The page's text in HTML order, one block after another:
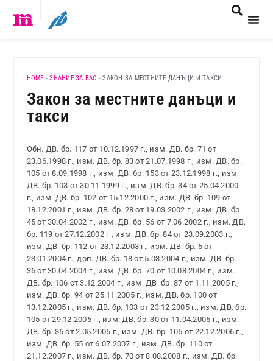
HOME -ЗНАНИЕ ЗА ВАС -ЗАКОН ЗА МЕСТНИТЕ ДАНЪЦИ И ТАКСИ
Закон за местните данъци и
такси
Обн. ДВ. бр. 117 от 10.12.1997 г., изм. ДВ. бр. 71 от
23.06.1998 г., изм. ДВ. бр. 83 от 21.07.1998 г., изм. ДВ. бр.
105 от 8.09.1998 г., изм. ДВ. бр. 153 от 23.12.1998 г., изм.
ДВ. бр. 103 от 30.11.1999 г., изм. ДВ. бр. 34 от 25.04.2000
г., изм. ДВ. бр. 102 от 15.12.2000 г., изм. ДВ. бр. 109 от
18.12.2001 г., изм. ДВ. бр. 28 от 19.03.2002 г., изм. ДВ. бр.
45 от 30.04.2002 г., изм. ДВ. бр. 56 от 7.06.2002 г., изм. ДВ.
бр. 119 от 27.12.2002 г., изм. ДВ. бр. 84 от 23.09.2003 г.,
изм. ДВ. бр. 112 от 23.12.2003 г., изм. ДВ. бр. 6 от
23.01.2004 г., доп. ДВ. бр. 18 от 5.03.2004 г., изм. ДВ. бр.
36 от 30.04.2004 г., изм. ДВ. бр. 70 от 10.08.2004 г., изм.
ДВ. бр. 106 от 3.12.2004 г., изм. ДВ. бр. 87 от 1.11.2005 г.,
изм. ДВ. бр. 94 от 25.11.2005 г., изм. ДВ. бр. 100 от
13.12.2005 г., изм. ДВ. бр. 103 от 23.12.2005 г., изм. ДВ. бр.
105 от 29.12.2005 г., изм. ДВ. бр. 30 от 11.04.2006 г., изм.
ДВ. бр. 36 от 2.05.2006 г., изм. ДВ. бр. 105 от 22.12.2006 г.,
изм. ДВ. бр. 55 от 6.07.2007 г., изм. ДВ. бр. 110 от
21.12.2007 г., изм. ДВ. бр. 70 от 8.08.2008 г., изм. ДВ. бр.